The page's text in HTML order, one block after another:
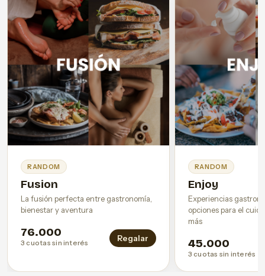
RANDOM
Fusion
La fusión perfecta entre gastronomía,
bienestar y aventura
76.000
3 cuotas sin interés Regalar
RANDOM
Enjoy
Experiencias
opciones para el
más
45.000
3 cuotas sin interés